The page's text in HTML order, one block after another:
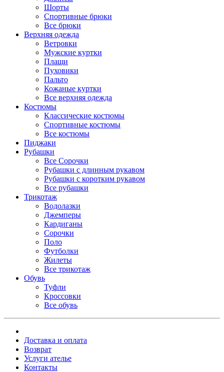
Шорты
Спортивные брюки
Все брюки
Верхняя одежда
Ветровки
Мужские куртки
Плащи
Пуховики
Пальто
Кожаные куртки
Все верхняя одежда
Костюмы
Классические костюмы
Спортивные костюмы
Все костюмы
Пиджаки
Рубашки
Все Сорочки
Рубашки с длинным рукавом
Рубашки с коротким рукавом
Все рубашки
Трикотаж
Водолазки
Джемперы
Кардиганы
Сорочки
Поло
Футболки
Жилеты
Все трикотаж
Обувь
Туфли
Кроссовки
Все обувь
Доставка и оплата
Возврат
Услуги ателье
Контакты